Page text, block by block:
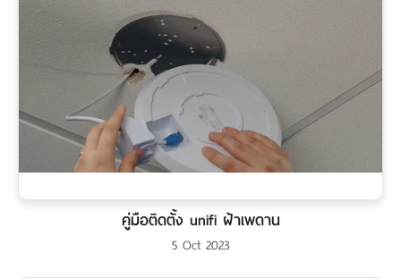
คู่มือติดตั้ง unifi ฝ้าเพดาน
5 Oct 2023